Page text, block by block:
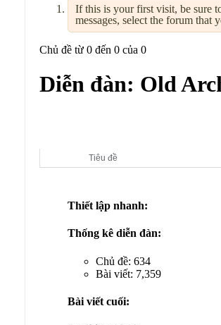
If this is your first visit, be sure
messages, select the forum
Chủ đề từ 0 đến 0 của 0
Diễn đàn: Old
Tiêu đề
Thiết lập nhanh:
Thống kê diễn đàn:
Chủ đề: 634
Bài viết: 7,359
Bài viết cuối: